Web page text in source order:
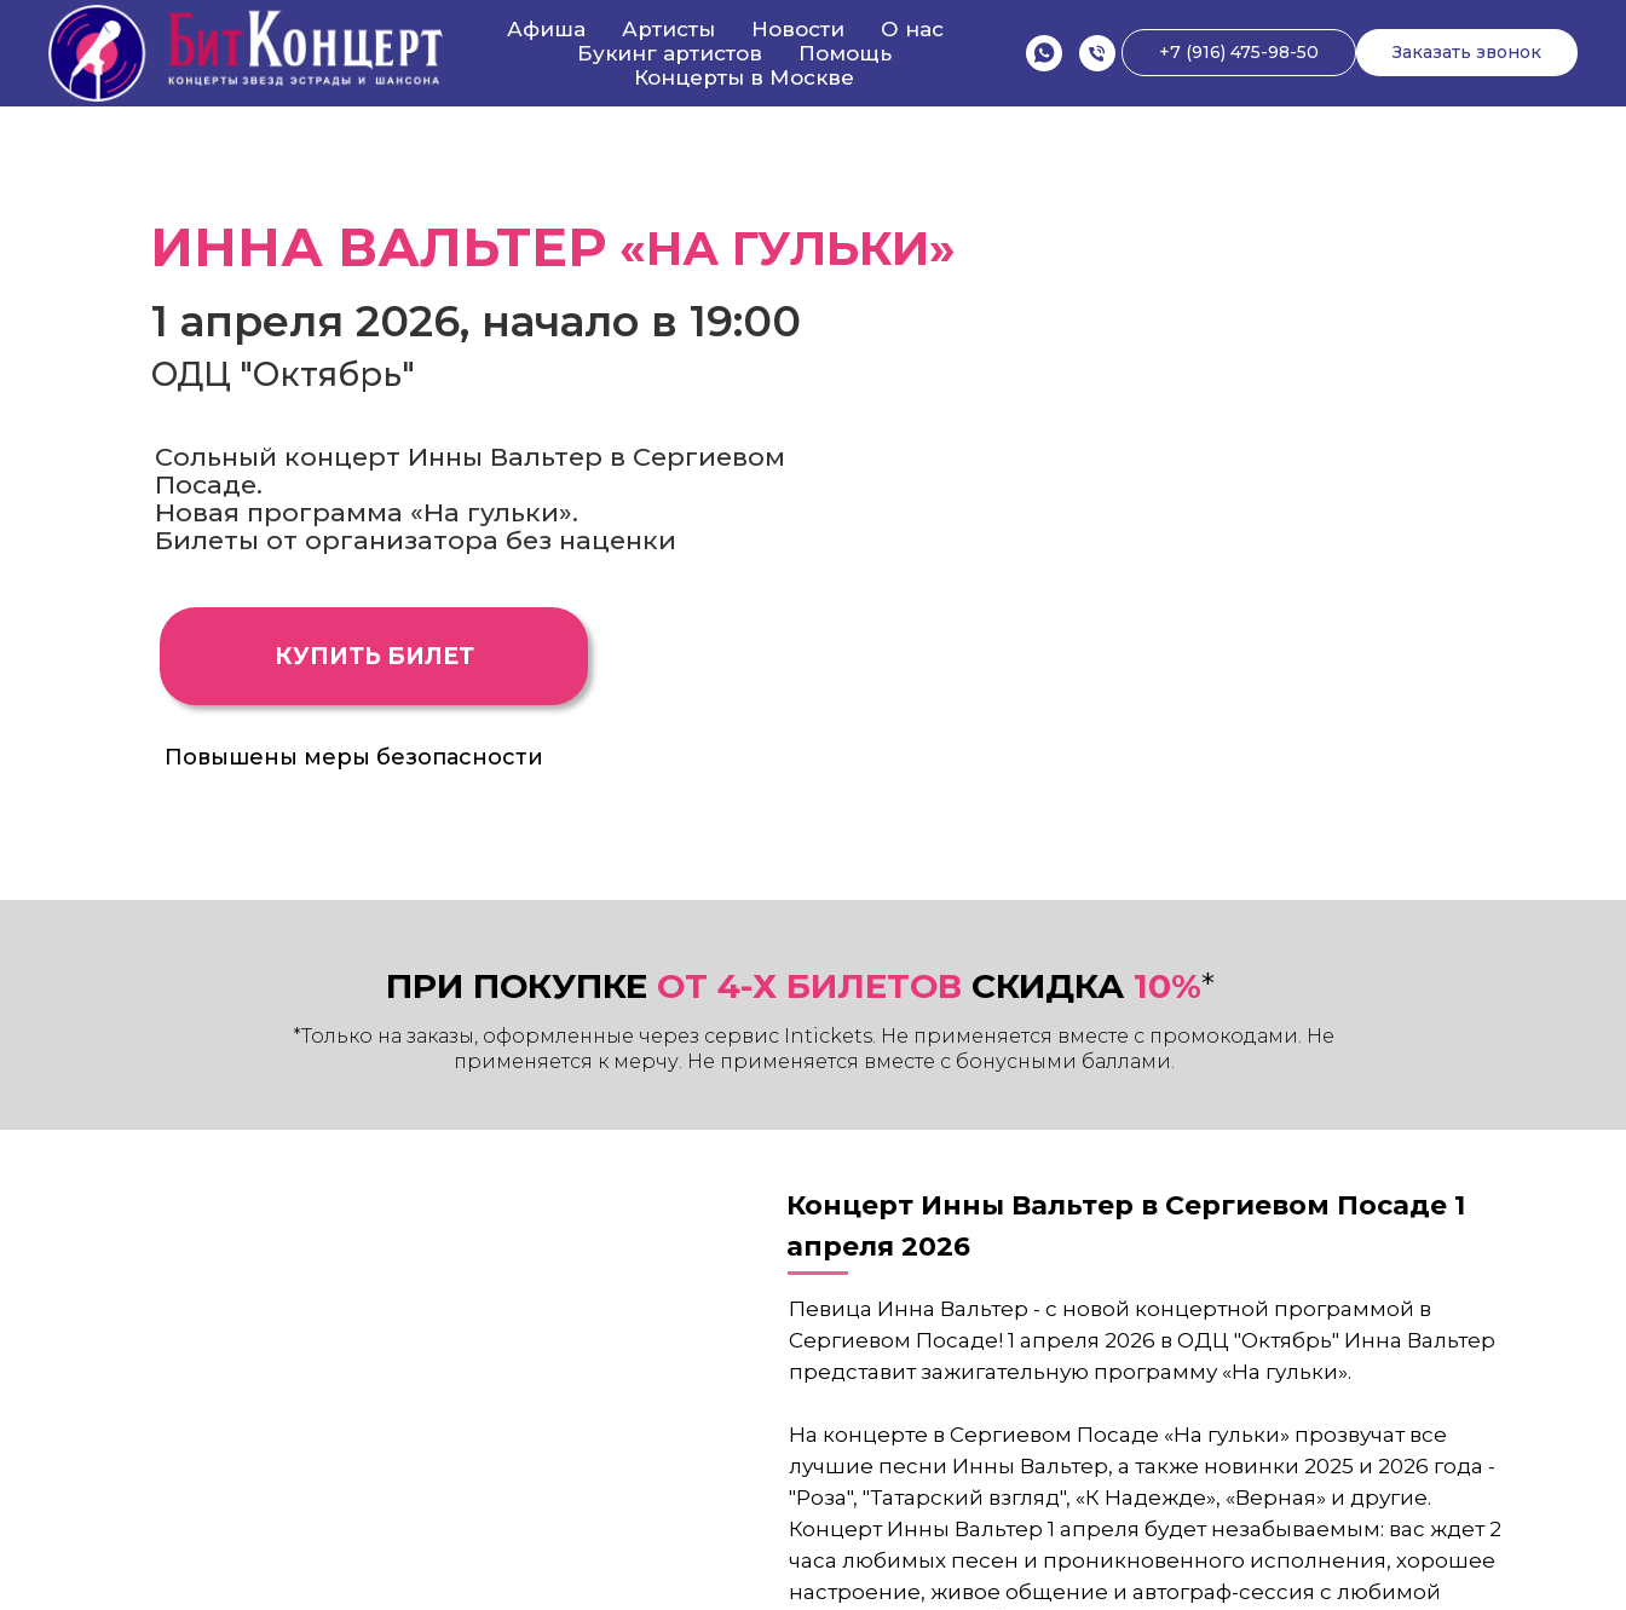
Афиша Артисты Новости
О нас
Букинг артистов
Помощь
Концерты в Москве
+7 (916) 475-98-50 Заказать звонок
КУПИТЬ БИЛЕТ
ИННА ВАЛЬТЕР «НА ГУЛЬКИ»
Повышены меры безопасности
1 апреля 2026, начало в 19:00
ОДЦ "Октябрь"
Сольный концерт Инны Вальтер в Сергиевом
Посаде.
Новая программа «На гульки».
Билеты от организатора без наценки
ПРИ ПОКУПКЕ ОТ 4-Х БИЛЕТОВ СКИДКА 10%*
*Только на заказы, оформленные через сервис Intickets. Не применяется вместе с промокодами. Не
применяется к мерчу. Не применяется вместе с бонусными баллами.
Концерт Инны Вальтер в Сергиевом Посаде 1
апреля 2026
Певица Инна Вальтер - с новой концертной программой в
Сергиевом Посаде! 1 апреля 2026 в ОДЦ "Октябрь" Инна Вальтер
представит зажигательную программу «На гульки».
На концерте в Сергиевом Посаде «На гульки» прозвучат все
лучшие песни Инны Вальтер, а также новинки 2025 и 2026 года -
"Роза", "Татарский взгляд", «К Надежде», «Верная» и другие.
Концерт Инны Вальтер 1 апреля будет незабываемым: вас ждет2
часа любимых песен и проникновенного исполнения, хорошее
настроение, живое общение и автограф-сессия с любимой